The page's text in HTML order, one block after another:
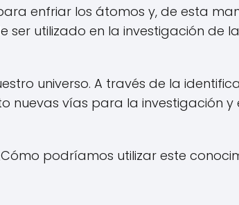
enfriar los átomos y, de esta
utilizado en la investigación de la
universo. A través de la
nuevas vías para la investigación y
podríamos utilizar este